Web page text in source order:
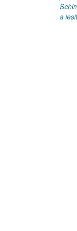
a